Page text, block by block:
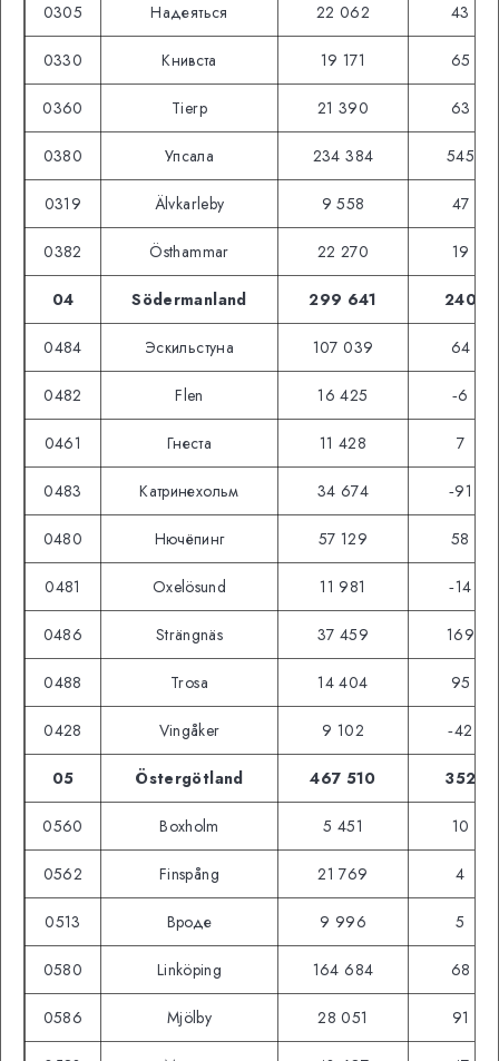
0305 Надеяться 22 062 43
0330 Книвста 19 171 65
0360 Tierp 21 390 63
0380 Упсала 234 384 545
0319 Älvkarleby 9 558 47
0382 Östhammar 22 270 19
04 Södermanland 299 641 240
0484 Эскильстуна 107 039 64
0482 Flen 16 425 ‑6
0461 Гнеста 11 428 7
0483 Катринехольм 34 674 ‑91
0480 Нючёпинг 57 129 58
0481 Oxelösund 11 981 ‑14
0486 Strängnäs 37 459 169
0488 Trosa 14 404 95
0428 Vingåker 9 102 ‑42
05 Östergötland 467 510 352
0560 Boxholm 5 451 10
0562 Finspång 21 769 4
0513 Вроде 9 996 5
0580 Linköping 164 684 68
0586 Mjölby 28 051 91